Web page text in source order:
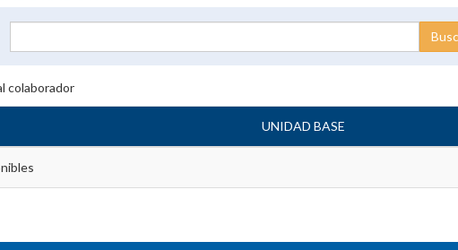
colaborador
UNIDAD BASE